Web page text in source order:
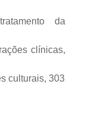
da
clínicas,
culturais, 303